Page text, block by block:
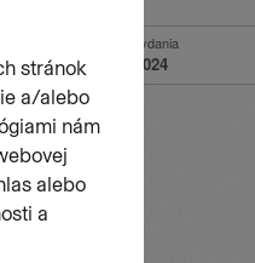
FDC 829
Dátum vydania
04.10.2024